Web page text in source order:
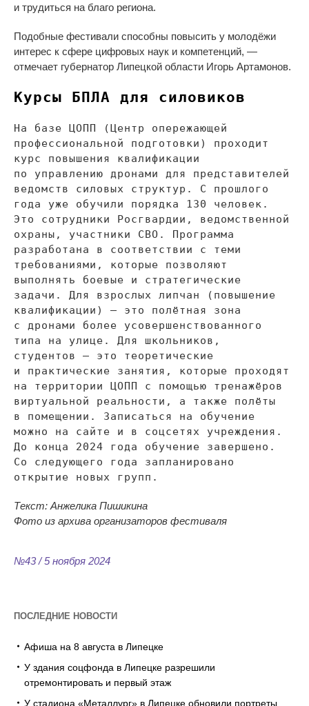
и трудиться на благо региона.
Подобные фестивали способны повысить у молодёжи
интерес к сфере цифровых наук и компетенций, —
отмечает губернатор Липецкой области Игорь Артамонов.
Курсы БПЛА для силовиков
На
базе ЦОПП (Центр опережающей
профессиональной подготовки) проходит
курс повышения квалификации
по
управлению дронами для представителей
ведомств силовых структур. С
прошлого
года уже обучили порядка 130 человек.
Это сотрудники Росгвардии, ведомственной
охраны, участники СВО. Программа
разработана в
соответствии с
теми
требованиями, которые позволяют
выполнять боевые и
стратегические
задачи. Для взрослых липчан (повышение
квалификации)
— это полётная зона
с
дронами более усовершенствованного
типа на
улице. Для школьников,
студентов
— это теоретические
и
практические занятия, которые проходят
на
территории ЦОПП с
помощью тренажёров
виртуальной реальности, а
также полёты
в
помещении. Записаться на
обучение
можно на
сайте и в
соцсетях учреждения.
До
конца 2024 года обучение завершено.
Со
следующего года запланировано
открытие новых групп.
Текст: Анжелика Пишикина
Фото из архива организаторов фестиваля
№43 / 5 ноября 2024
ПОСЛЕДНИЕ НОВОСТИ
Афиша на 8 августа в Липецке
У здания соцфонда в Липецке разрешили
отремонтировать и первый этаж
У стадиона «Металлург» в Липецке обновили портреты